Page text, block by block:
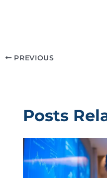
PREVIOUS
Posts